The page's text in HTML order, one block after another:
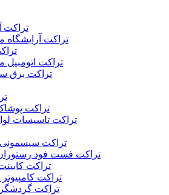
تراکت
تراکت
تراکت اتومبیل
تراکت برق
تراکت
تراکت تاسیسات
تراکت
تراکت فست فود
تراکت
تراکت
تراکت